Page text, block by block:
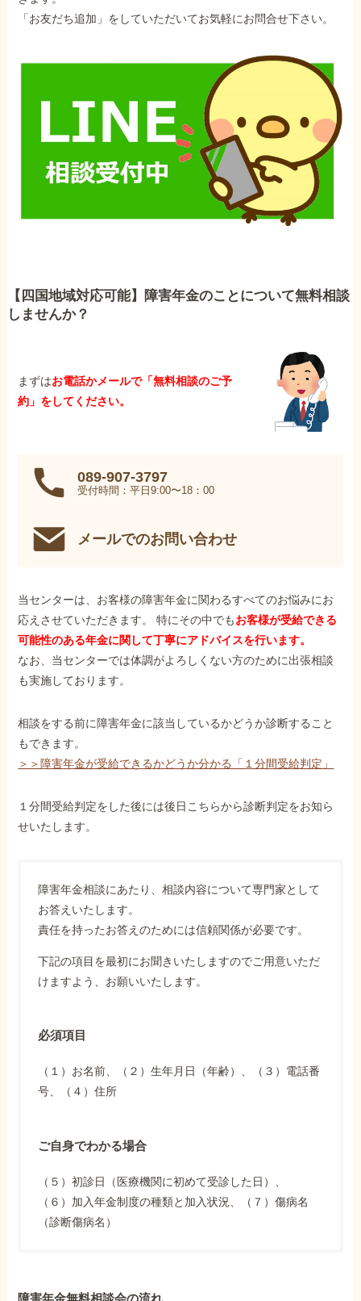
「お友だち追加」をしていただいてお気軽にお問合せ下さい。
【四国地域対応可能】障害年金のことについて無料相談
しませんか？
まずはお電話かメールで「無料相談のご予
約」をしてください。
089-907-3797
受付時間：平日9:00〜18：00
メールでのお問い合わせ
当センターは、お客様の障害年金に関わるすべてのお悩みにお
応えさせていただきます。 特にその中でもお客様が受給できる
可能性のある年金に関して丁寧にアドバイスを行います。
なお、当センターでは体調がよろしくない方のために出張相談
も実施しております。
相談をする前に障害年金に該当しているかどうか診断すること
もできます。
＞＞障害年金が受給できるかどうか分かる「１分間受給判定」
１分間受給判定をした後には後日こちらから診断判定をお知ら
せいたします。
障害年金相談にあたり、相談内容について専門家として
お答えいたします。
責任を持ったお答えのためには信頼関係が必要です。
下記の項目を最初にお聞きいたしますのでご用意いただ
けますよう、お願いいたします。
必須項目
（１）お名前、（２）生年月日（年齢）、（３）電話番
号、（４）住所
ご自身でわかる場合
（５）初診日（医療機関に初めて受診した日）、
（６）加入年金制度の種類と加入状況、（７）傷病名
（診断傷病名）
障害年金無料相談会の流れ